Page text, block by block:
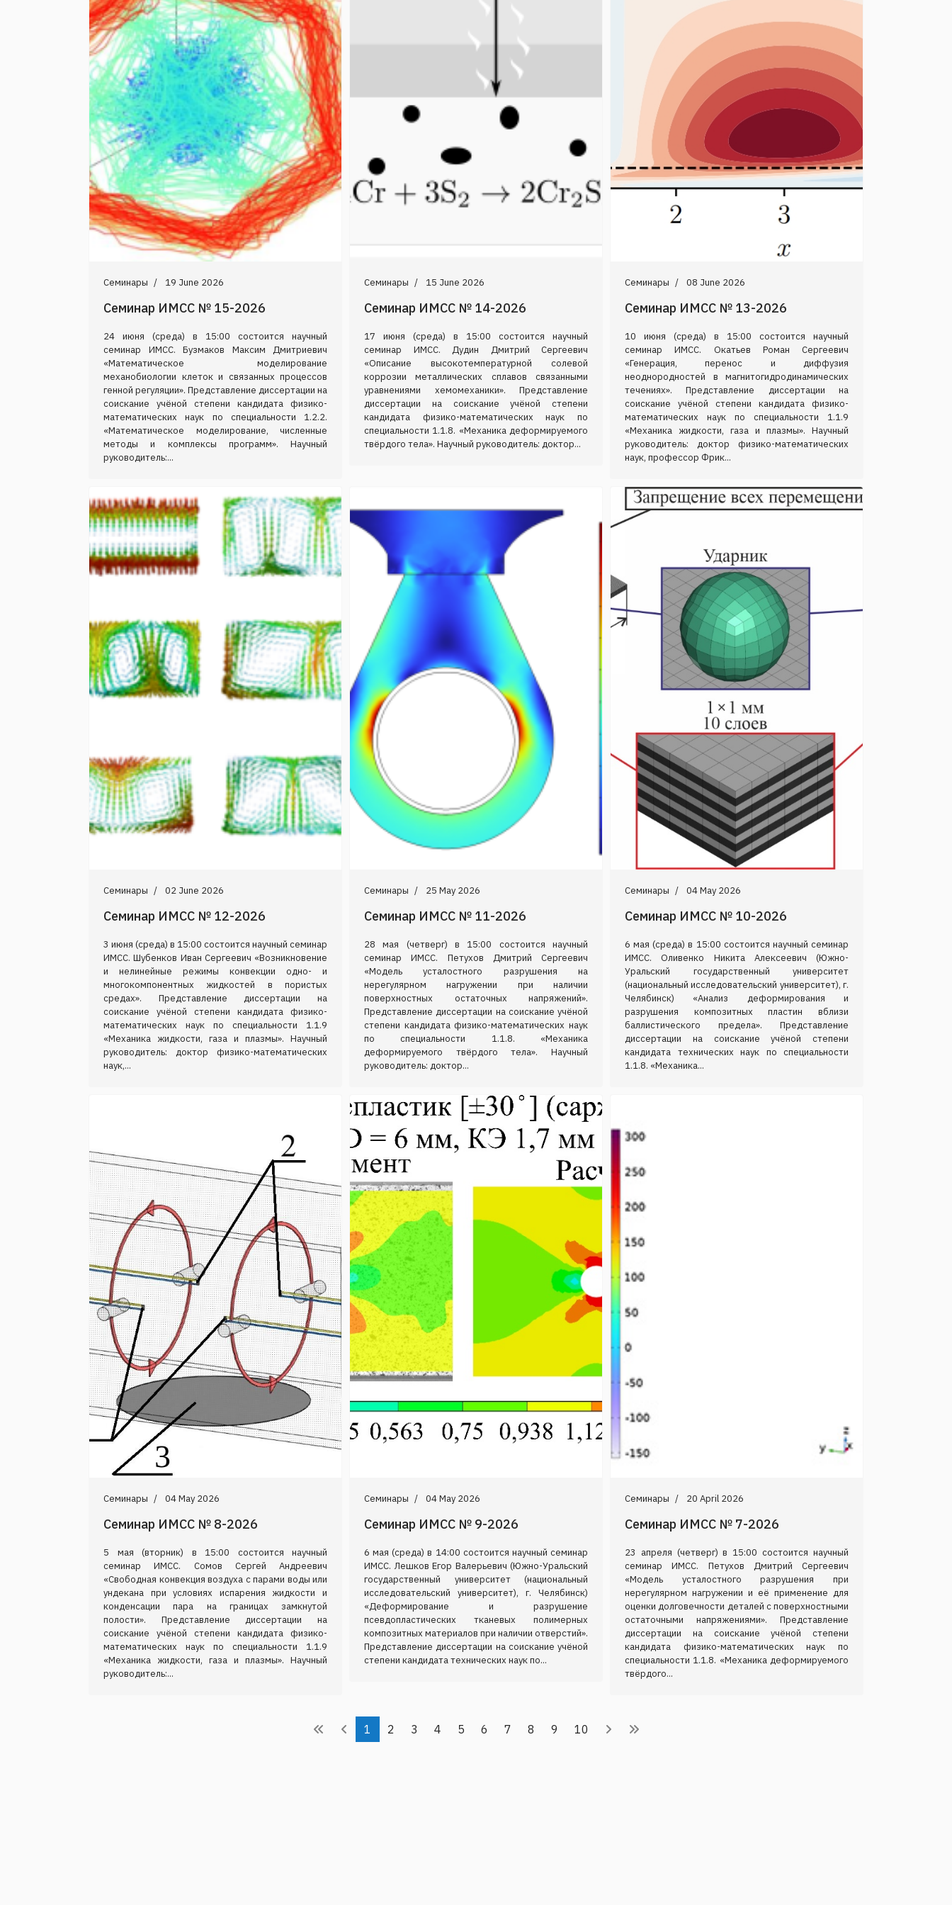
Семинары 19 June 2026
Семинар ИМСС № 15-2026
24 июня (среда) в 15:00 состоится научный
семинар ИМСС. Бузмаков Максим Дмитриевич
«Математическое моделирование
механобиологии клеток и связанных процессов
генной регуляции». Представление диссертации на
соискание учёной степени кандидата физико-
математических наук по специальности 1.2.2.
«Математическое моделирование, численные
методы и комплексы программ». Научный
руководитель:...
Семинары 15 June 2026
Семинар ИМСС № 14-2026
17 июня (среда) в 15:00 состоится научный
семинар ИМСС. Дудин Дмитрий Сергеевич
«Описание высокотемпературной солевой
коррозии металлических сплавов связанными
уравнениями хемомеханики». Представление
диссертации на соискание учёной степени
кандидата физико-математических наук по
специальности 1.1.8. «Механика деформируемого
твёрдого тела». Научный руководитель: доктор...
Семинары 08 June 2026
Семинар ИМСС № 13-2026
10 июня (среда) в 15:00 состоится научный
семинар ИМСС. Окатьев Роман Сергеевич
«Генерация, перенос и диффузия
неоднородностей в магнитогидродинамических
течениях». Представление диссертации на
соискание учёной степени кандидата физико-
математических наук по специальности 1.1.9
«Механика жидкости, газа и плазмы». Научный
руководитель: доктор физико-математических
наук, профессор Фрик...
Семинары 02 June 2026
Семинар ИМСС № 12-2026
3 июня (среда) в 15:00 состоится научный семинар
ИМСС. Шубенков Иван Сергеевич «Возникновение
и нелинейные режимы конвекции одно- и
многокомпонентных жидкостей в пористых
средах». Представление диссертации на
соискание учёной степени кандидата физико-
математических наук по специальности 1.1.9
«Механика жидкости, газа и плазмы». Научный
руководитель: доктор физико-математических
наук,...
Семинары 25 May 2026
Семинар ИМСС № 11-2026
28 мая (четверг) в 15:00 состоится научный
семинар ИМСС. Петухов Дмитрий Сергеевич
«Модель усталостного разрушения на
нерегулярном нагружении при наличии
поверхностных остаточных напряжений».
Представление диссертации на соискание учёной
степени кандидата физико-математических наук
по специальности 1.1.8. «Механика
деформируемого твёрдого тела». Научный
руководитель: доктор...
Семинары 04 May 2026
Семинар ИМСС № 10-2026
6 мая (среда) в 15:00 состоится научный семинар
ИМСС. Оливенко Никита Алексеевич (Южно-
Уральский государственный университет
(национальный исследовательский университет), г.
Челябинск) «Анализ деформирования и
разрушения композитных пластин вблизи
баллистического предела». Представление
диссертации на соискание учёной степени
кандидата технических наук по специальности
1.1.8. «Механика...
Семинары 04 May 2026
Семинар ИМСС № 8-2026
5 мая (вторник) в 15:00 состоится научный
семинар ИМСС. Сомов Сергей Андреевич
«Свободная конвекция воздуха с парами воды или
ундекана при условиях испарения жидкости и
конденсации пара на границах замкнутой
полости». Представление диссертации на
соискание учёной степени кандидата физико-
математических наук по специальности 1.1.9
«Механика жидкости, газа и плазмы». Научный
руководитель:...
Семинары 04 May 2026
Семинар ИМСС № 9-2026
6 мая (среда) в 14:00 состоится научный семинар
ИМСС. Лешков Егор Валерьевич (Южно-Уральский
государственный университет (национальный
исследовательский университет), г. Челябинск)
«Деформирование и разрушение
псевдопластических тканевых полимерных
композитных материалов при наличии отверстий».
Представление диссертации на соискание учёной
степени кандидата технических наук по...
Семинары 20 April 2026
Семинар ИМСС № 7-2026
23 апреля (четверг) в 15:00 состоится научный
семинар ИМСС. Петухов Дмитрий Сергеевич
«Модель усталостного разрушения при
нерегулярном нагружении и её применение для
оценки долговечности деталей с поверхностными
остаточными напряжениями». Представление
диссертации на соискание учёной степени
кандидата физико-математических наук по
специальности 1.1.8. «Механика деформируемого
твёрдого...
1 2 3 4 5 6 7 8 9 10